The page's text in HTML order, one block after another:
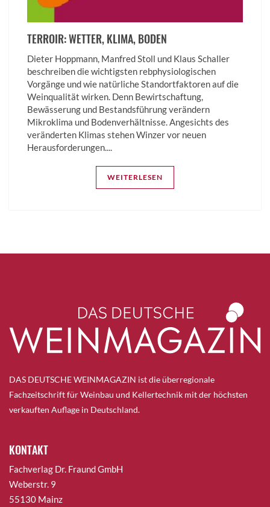
TERROIR: WETTER, KLIMA, BODEN
Dieter Hoppmann, Manfred Stoll und Klaus Schaller
beschreiben die wichtigsten rebphysiologischen
Vorgänge und wie natürliche Standortfaktoren auf die
Weinqualität wirken. Denn Bewirtschaftung,
Bewässerung und Bestandsführung verändern
Mikroklima und Bodenverhältnisse. Angesichts des
veränderten Klimas stehen Winzer vor neuen
Herausforderungen....
WEITERLESEN
DAS DEUTSCHE WEINMAGAZIN ist die überregionale
Fachzeitschrift für Weinbau und Kellertechnik mit der höchsten
verkauften Auflage in Deutschland.
KONTAKT
Fachverlag Dr. Fraund GmbH
Weberstr. 9
55130 Mainz